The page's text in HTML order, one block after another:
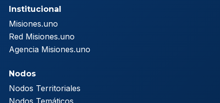
Institucional
Misiones.uno
Red Misiones.uno
Agencia Misiones.uno
Nodos
Nodos Territoriales